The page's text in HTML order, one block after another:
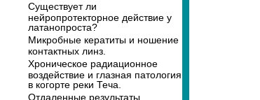
Существует ли
нейропротекторное действие у
латанопроста?
Микробные кератиты и ношение
контактных линз.
Хроническое радиационное
воздействие и глазная патология
в когорте реки Теча.
Отдаленные результаты